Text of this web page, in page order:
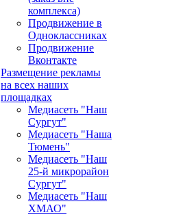
комплекса)
Продвижение в
Одноклассниках
Продвижение
Вконтакте
Размещение рекламы
на всех наших
площадках
Медиасеть "Наш
Сургут"
Медиасеть "Наша
Тюмень"
Медиасеть "Наш
25-й микрорайон
Сургут"
Медиасеть "Наш
ХМАО"